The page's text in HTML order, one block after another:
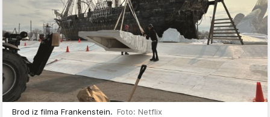
Brod iz filma Frankenstein. Foto: Netflix